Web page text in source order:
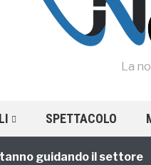
La
SPETTACOLO
guidando il settore